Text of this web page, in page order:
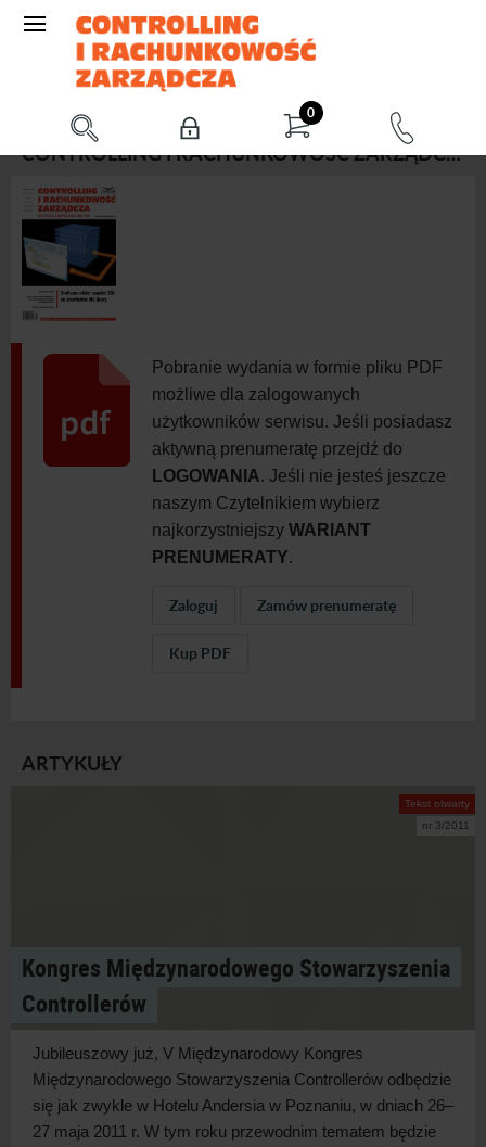
0
CONTROLLING I RACHUNKOWOŚĆ ZARZĄDCZA 3/2011 (MARZEC)
Pobranie wydania w formie pliku PDF
możliwe dla zalogowanych
użytkowników serwisu. Jeśli posiadasz
aktywną prenumeratę przejdź do
LOGOWANIA. Jeśli nie jesteś jeszcze
naszym Czytelnikiem wybierz
najkorzystniejszy WARIANT
PRENUMERATY.
Zaloguj Zamów prenumeratę
Kup PDF
ARTYKUŁY
Tekst otwarty
nr 3/2011
Kongres Międzynarodowego Stowarzyszenia
Controllerów
Jubileuszowy już, V Międzynarodowy Kongres
Międzynarodowego Stowarzyszenia Controllerów odbędzie
się jak zwykle w Hotelu Andersia w Poznaniu, w dniach 26–
27 maja 2011 r. W tym roku przewodnim tematem będzie